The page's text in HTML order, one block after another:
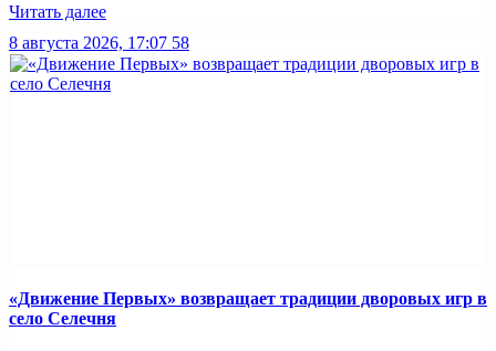
Читать далее
8 августа 2026, 17:07 58
«Движение Первых» возвращает традиции дворовых игр в
село Селечня